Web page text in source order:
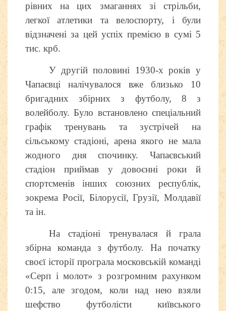
рівних на цих змаганнях зі стрільби,
легкої атлетики та велоспорту, і були
відзначені за цей успіх премією в сумі 5
тис. крб.
У другій половині 1930-х років у
Чапаєвці налічувалося вже близько 10
бригадних збірних з футболу, 8 з
волейболу. Було встановлено спеціальний
графік тренувань та зустрічей на
сільському стадіоні, арена якого не мала
жодного дня спочинку. Чапаєвський
стадіон приймав у довоєнні роки й
спортсменів інших союзних республік,
зокрема Росії, Білорусії, Грузії, Молдавії
та ін.
На стадіоні тренувалася й грала
збірна команда з футболу. На початку
своєї історії програла московській команді
«Серп і молот» з розгромним рахунком
0:15, але згодом, коли над нею взяли
шефство футболісти київського